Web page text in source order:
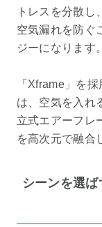
トレスを分散
空気漏れを防ぐ
ジーになります。
「Xframe」を
は、空気を入れ
立式エアーフレ
を高次元で融合
シーンを選